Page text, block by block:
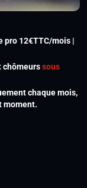
pro 12€TTC/mois |
chômeurssous
chaque mois,
moment.